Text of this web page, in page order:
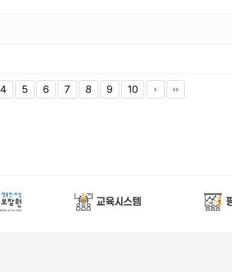
4 5 6 7 8 9 10